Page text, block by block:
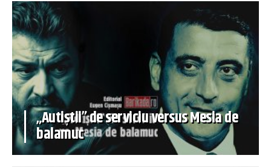
„Autiștii” de serviciu versus Mesia de
balamuc